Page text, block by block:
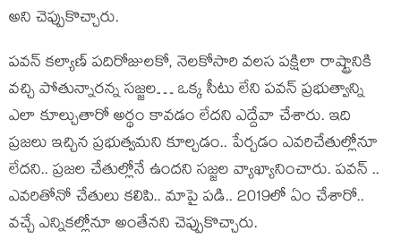
అని చెప్పుకొచ్చారు.
పవన్ కల్యాణ్ పదిరోజులకో, నెలకోసారి వలస పక్షిలా రాష్ట్రానికి
వచ్చి పోతున్నారన్న సజ్జల… ఒక్క సీటు లేని పవన్ ప్రభుత్వాన్ని
ఎలా కూల్చుతారో అర్థం కావడం లేదని ఎద్దేవా చేశారు. ఇది
ప్ర‌జ‌లు ఇచ్చిన ప్ర‌భుత్వ‌మ‌ని కూల్చ‌డం.. పేర్చ‌డం ఎవ‌రిచేతుల్లోనూ
లేద‌ని.. ప్ర‌జ‌ల చేతుల్లోనే ఉంద‌ని స‌జ్జ‌ల వ్యాఖ్యానించారు. ప‌వ‌న్ ..
ఎవ‌రితోనో చేతులు క‌లిపి.. మాపై ప‌డి.. 2019లో ఏం చేశారో..
వ‌చ్చే ఎన్నిక‌ల్లోనూ అంతేన‌ని చెప్పుకొచ్చారు.